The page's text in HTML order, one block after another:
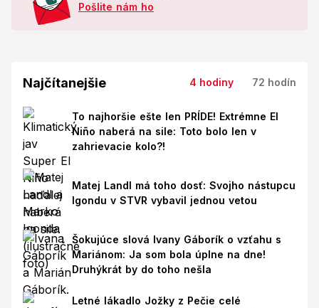
Pošlite nám ho
Najčítanejšie 4 hodiny 72 hodín
To najhoršie ešte len PRÍDE! Extrémne El
Niño naberá na sile: Toto bolo len v
zahrievacie kolo?!
Matej Landl má toho dosť: Svojho nástupcu
Igondu v STVR vybavil jednou vetou
Šokujúce slová Ivany Gáborík o vzťahu s
Mariánom: Ja som bola úplne na dne!
Druhýkrát by do toho nešla
Letné lákadlo Jožky z Pečie celé